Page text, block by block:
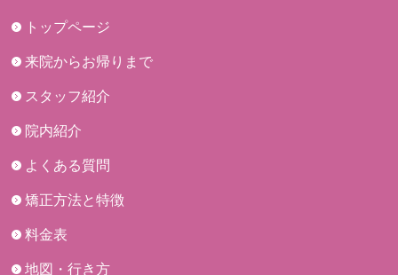
トップページ
来院からお帰りまで
スタッフ紹介
院内紹介
よくある質問
矯正方法と特徴
料金表
地図・行き方